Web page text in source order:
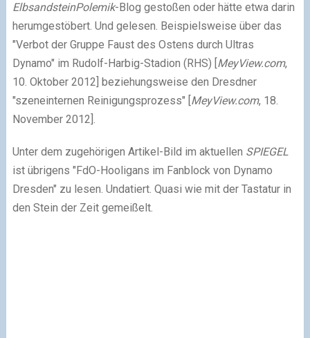
ElbsandsteinPolemik-Blog gestoßen oder hätte etwa darin
herumgestöbert. Und gelesen. Beispielsweise über das
"Verbot der Gruppe Faust des Ostens durch Ultras
Dynamo" im Rudolf-Harbig-Stadion (RHS) [MeyView.com,
10. Oktober 2012] beziehungsweise den Dresdner
"szeneinternen Reinigungsprozess" [MeyView.com, 18.
November 2012].
Unter dem zugehörigen Artikel-Bild im aktuellen SPIEGEL
ist übrigens "FdO-Hooligans im Fanblock von Dynamo
Dresden" zu lesen. Undatiert. Quasi wie mit der Tastatur in
den Stein der Zeit gemeißelt.